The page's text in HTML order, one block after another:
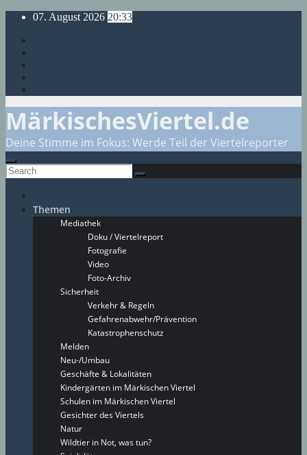
Skip
content
07. August 2026 20:33
MärkischesViertel.de
Deine Stimme im Fokus: Werde Teil der Viertelreporter
Themen
Mediathek
Doku / Viertelreport
Fotografie
Video
Foto-Archiv
Sicherheit
Verkehr & Regeln
Gefahrenabwehr/Prävention
Katastrophenschutz
Melden
Neu-/Umbau
Geschäfte & Lokalitäten
Kindergärten im Märkischen Viertel
Schulen im Märkischen Viertel
Gesichter des Viertels
Natur
Wildtier in Not, was tun?